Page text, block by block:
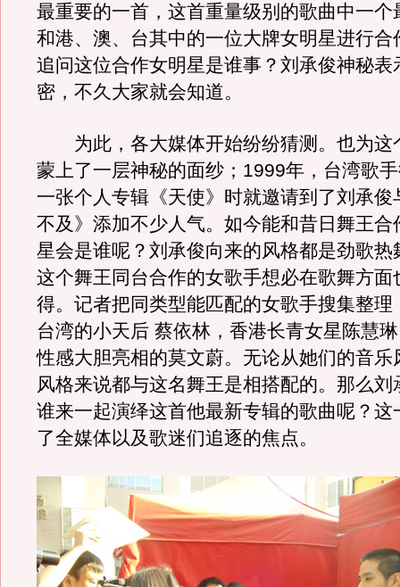
最重要的一首，这首重量级别的歌曲中一个
和港、澳、台其中的一位大牌女明星进行合
追问这位合作女明星是谁事？刘承俊神秘表
密，不久大家就会知道。
为此，各大媒体开始纷纷猜测。也为这
蒙上了一层神秘的面纱；1999年，台湾歌
一张个人专辑《天使》时就邀请到了刘承俊
不及》添加不少人气。如今能和昔日舞王合
星会是谁呢？刘承俊向来的风格都是劲歌热
这个舞王同台合作的女歌手想必在歌舞方面
得。记者把同类型能匹配的女歌手搜集整理
台湾的小天后 蔡依林，香港长青女星陈慧
性感大胆亮相的莫文蔚。无论从她们的音乐
风格来说都与这名舞王是相搭配的。那么刘
谁来一起演绎这首他最新专辑的歌曲呢？这
了全媒体以及歌迷们追逐的焦点。